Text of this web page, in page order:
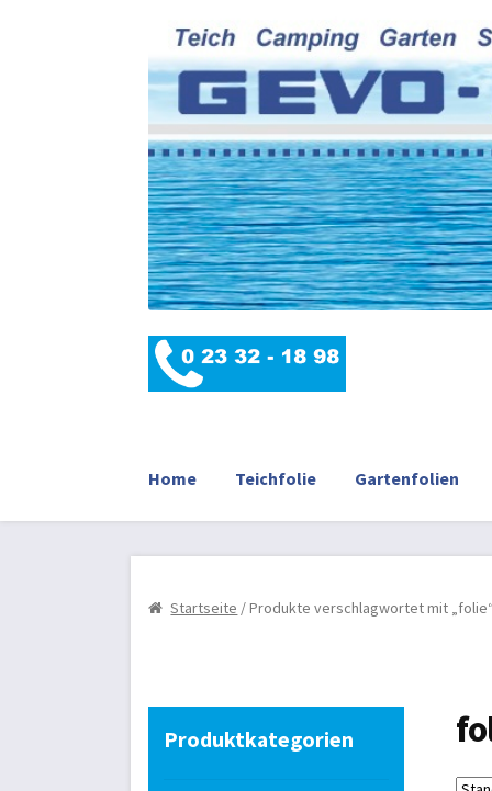
Home Teichfolie Gartenfolien
KasseMarkisen/SonnenschutzMein Konto
Startseite / Produkte verschlagwortet mit
Produktkategorien